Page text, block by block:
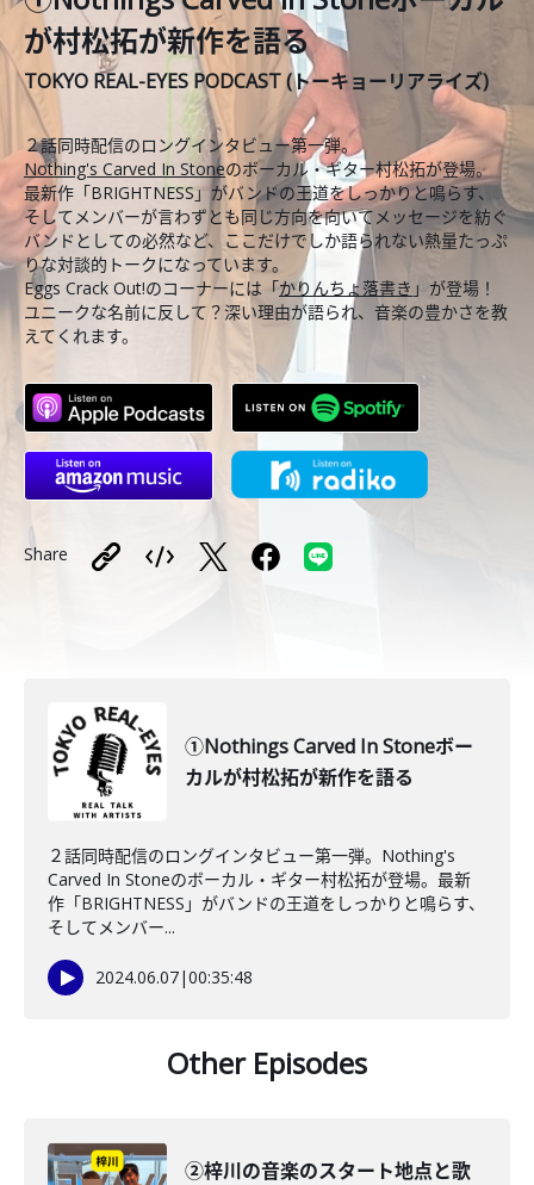
が村松拓が新作を語る
TOKYO REAL-EYES PODCAST (トーキョーリアライズ)
２話同時配信のロングインタビュー第一弾。
Nothing's Carved In Stoneのボーカル・ギター村松拓が登場。
最新作「BRIGHTNESS」がバンドの王道をしっかりと鳴らす、
そしてメンバーが言わずとも同じ方向を向いてメッセージを紡ぐ
バンドとしての必然など、ここだけでしか語られない熱量たっぷ
りな対談的トークになっています。
Eggs Crack Out!のコーナーには「かりんちょ落書き 」が登場！
ユニークな名前に反して？深い理由が語られ、音楽の豊かさを教
えてくれます。
Share
①Nothings Carved In Stoneボー
カルが村松拓が新作を語る
２話同時配信のロングインタビュー第一弾。Nothing's
Carved In Stoneのボーカル・ギター村松拓が登場。最新
作「BRIGHTNESS」がバンドの王道をしっかりと鳴らす、
そしてメンバー...
2024.06.07|00:35:48
Other Episodes
②梓川の音楽のスタート地点と歌